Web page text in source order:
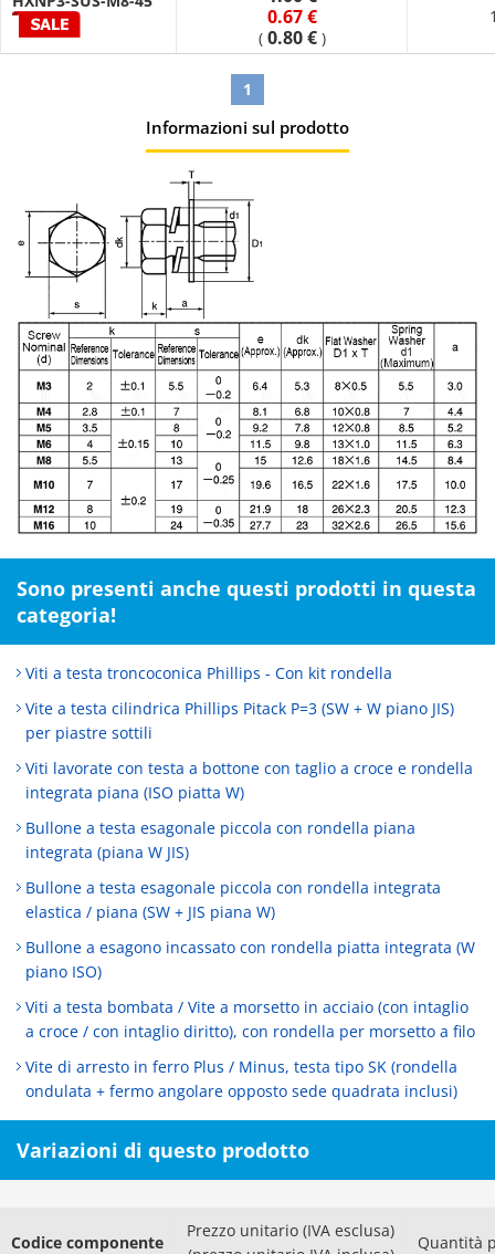
0.67 €
( 0.80 € )
1
Informazioni sul prodotto
Sono presenti anche questi prodotti in questa
categoria!
Viti a testa troncoconica Phillips - Con kit rondella
Vite a testa cilindrica Phillips Pitack P=3 (SW + W piano JIS)
per piastre sottili
Viti lavorate con testa a bottone con taglio a croce e rondella
integrata piana (ISO piatta W)
Bullone a testa esagonale piccola con rondella piana
integrata (piana W JIS)
Bullone a testa esagonale piccola con rondella integrata
elastica / piana (SW + JIS piana W)
Bullone a esagono incassato con rondella piatta integrata (W
piano ISO)
Viti a testa bombata / Vite a morsetto in acciaio (con intaglio
a croce / con intaglio diritto), con rondella per morsetto a filo
Vite di arresto in ferro Plus / Minus, testa tipo SK (rondella
ondulata + fermo angolare opposto sede quadrata inclusi)
Variazioni di questo prodotto
Codice componente
Prezzo unitario (IVA esclusa)
Quantità